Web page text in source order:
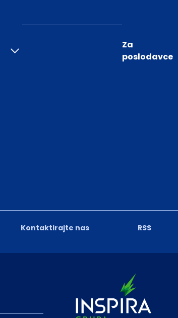
Kontaktirajte nas RSS
Za
poslodavce